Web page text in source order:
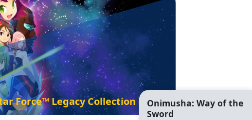
Force™ Legacy Collection ist da!Onimusha: Way of the
Sword